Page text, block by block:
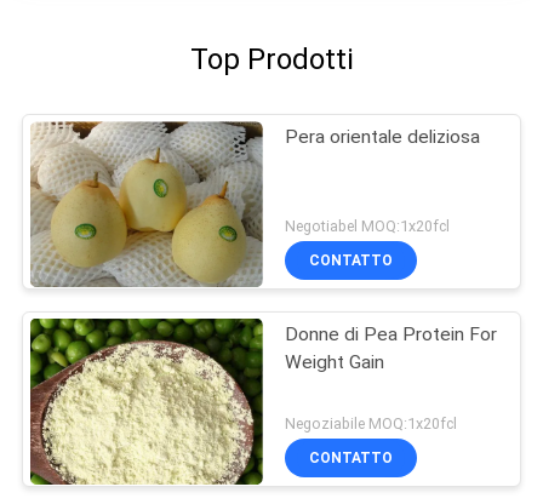
Top Prodotti
Pera orientale deliziosa
Negotiabel MOQ:1x20fcl
CONTATTO
Donne di Pea Protein For
Weight Gain
Negoziabile MOQ:1x20fcl
CONTATTO